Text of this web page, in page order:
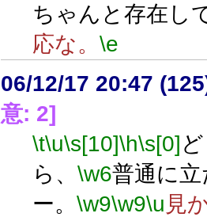
ちゃんと存在し
応な。 \e
06/12/17 20:47
意: 2]
\t\u\s[10]\h\s[0]
ら、 \w6普通に
ー。 \w9\w9\u 見